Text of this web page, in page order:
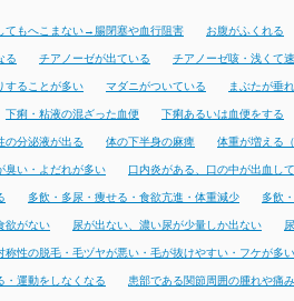
てもへこまない→腸閉塞や血行阻害 お腹がふくれる
る チアノーゼが出ている チアノーゼ咳・浅くて
することが多い マダニがついている まぶたが垂
下痢・粘液の混ざった血便 下痢あるいは血便をする
の分泌液が出る 体の下半身の麻痺 体重が増える（
臭い・よだれが多い 口内炎がある、口の中が出血し
多飲・多尿・痩せる・食欲亢進・体重減少 多飲
欲がない 尿が出ない、濃い尿が少量しか出ない
称性の脱毛・毛ヅヤが悪い・毛が抜けやすい・フケが多
・運動をしなくなる 患部である関節周囲の腫れや痛み